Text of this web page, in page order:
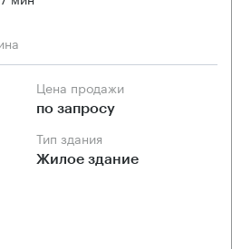
Цена продажи
по запросу
Тип здания
Жилое здание